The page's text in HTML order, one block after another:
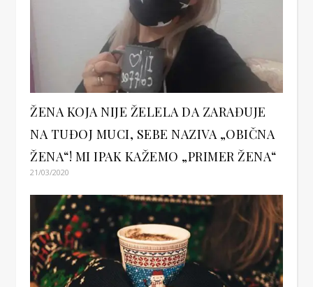
ŽENA KOJA NIJE ŽELELA DA ZARAĐUJE
NA TUĐOJ MUCI, SEBE NAZIVA „OBIČNA
ŽENA“! MI IPAK KAŽEMO „PRIMER ŽENA“
21/03/2020